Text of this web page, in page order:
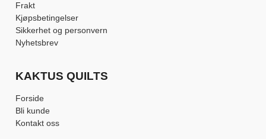
Frakt
Kjøpsbetingelser
Sikkerhet og personvern
Nyhetsbrev
KAKTUS QUILTS
Forside
Bli kunde
Kontakt oss